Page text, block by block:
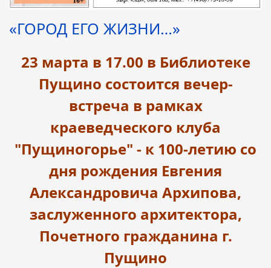
«ГОРОД ЕГО ЖИЗНИ…»
23 марта в 17.00 в Библиотеке
Пущино состоится вечер-
встреча в рамках
краеведческого клуба
"Пущиногорье" - к 100-летию со
дня рождения Евгения
Александровича Архипова,
заслуженного архитектора,
Почетного гражданина г.
Пущино